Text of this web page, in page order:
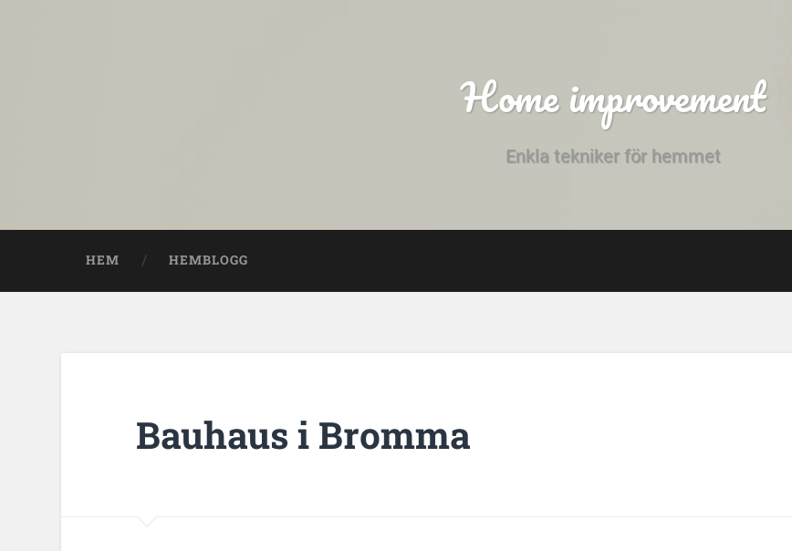
Home improvement
Enkla tekniker för hemmet
HEM HEMBLOGG
Bauhaus i Bromma